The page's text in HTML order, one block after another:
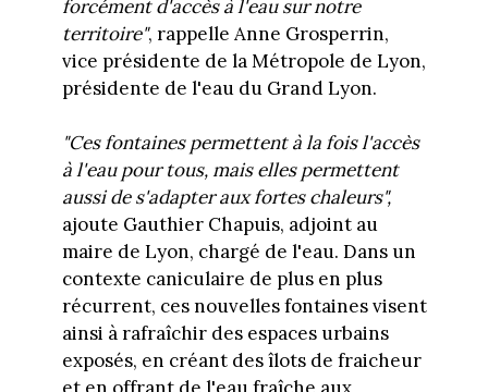
forcément d'accès à l'eau sur notre
territoire", rappelle Anne Grosperrin,
vice présidente de la Métropole de Lyon,
présidente de l'eau du Grand Lyon.
"Ces fontaines permettent à la fois l'accès
à l'eau pour tous, mais elles permettent
aussi de s'adapter aux fortes chaleurs",
ajoute Gauthier Chapuis, adjoint au
maire de Lyon, chargé de l'eau. Dans un
contexte caniculaire de plus en plus
récurrent, ces nouvelles fontaines visent
ainsi à rafraîchir des espaces urbains
exposés, en créant des îlots de fraicheur